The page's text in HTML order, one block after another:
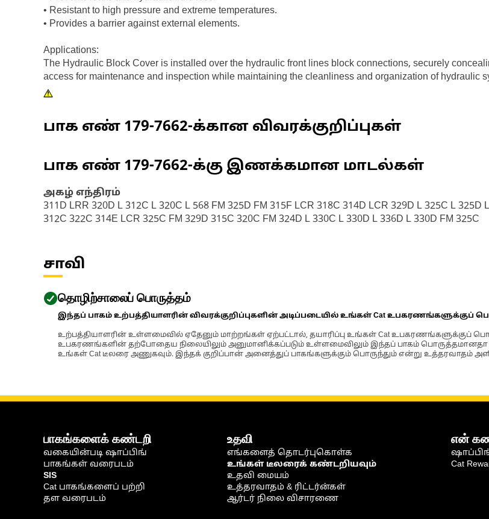
• Resistant to high pressure and extreme temperatures.
• Provides a barrier against external elements.
Applications:
The Hydraulic Block Cover is installed over the hydraulic front lines block connections, securely
access for maintenance and inspection while maintaining the cleanliness and organization of hydraulic
பாக எண் 179-7662-க்கான விவரக்குறிப்புகள்
பாக எண் 179-7662-க்கு இணக்கமான மாடல்கள்
அகழ் எந்திரம்
311D LRR 320D L 312C L 320C L 568 FM 325D FM 315F LCR 318C 314D LCR 329D L 325C L
312C 322C 314E LCR 325C FM 329D 315C 320C FM 324D L 330C L 330D L 336D L 330D FM 325C
சாவி
தொழிற்சாலைப் பொருத்தம்
இந்தப் பாகம் உற்பத்தியாளரின் விவரக்குறிப்புகளின் அடிப்படையில் உங்கள் Cat உபகரணங்களுக்குப்
உற்பத்தியாளரின் உள்ளமைவில் ஏதேனும் மாற்றங்கள் ஏற்பட்டால், தயாரிப்பு உங்கள் Cat உபகரணங்களுக்குப்
உபகரணங்களின் தற்போதைய நிலையிலும் அனுமானிக்கப்படும் உள்ளமைவிலும் இந்தப் பாகம் பொருத்தமானதா
உங்கள் Cat டீலரை அணுகவும். இந்தக் குறிப்பான் அனைத்துப் பாகங்களுக்கும் பொருந்தும் என்று உத்தரவாதம்
பாகங்களைக் கண்டறி
வகையின்படி ஷாப்பிங்
பாகங்கள் வரைபடம்
SIS
Cat பாகங்களைப் பற்றி
தள வரைபடம்
உதவி
எங்களைத் தொடர்புகொள்க
உங்கள் டீலரைக் கண்டறியவும்
உதவி மையம்
உத்தரவாதம் & ரிட்டர்ன்கள்
ஆர்டர் நிலை விசாரணை
என்
Cat